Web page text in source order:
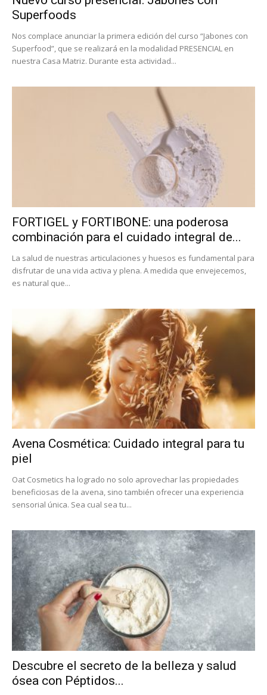
Superfoods
Nos complace anunciar la primera edición del curso “Jabones con
Superfood”, que se realizará en la modalidad PRESENCIAL en
nuestra Casa Matriz. Durante esta actividad...
FORTIGEL y FORTIBONE: una poderosa
combinación para el cuidado integral de...
La salud de nuestras articulaciones y huesos es fundamental para
disfrutar de una vida activa y plena. A medida que envejecemos,
es natural que...
Avena Cosmética: Cuidado integral para tu
piel
Oat Cosmetics ha logrado no solo aprovechar las propiedades
beneficiosas de la avena, sino también ofrecer una experiencia
sensorial única. Sea cual sea tu...
Descubre el secreto de la belleza y salud
ósea con Péptidos...